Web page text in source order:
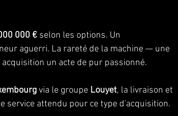
000 € selon les options. Un
aguerri. La rareté de la machine — une
un acte de pur passionné.
via le groupe Louyet, la livraison et
service attendu pour ce type d'acquisition.